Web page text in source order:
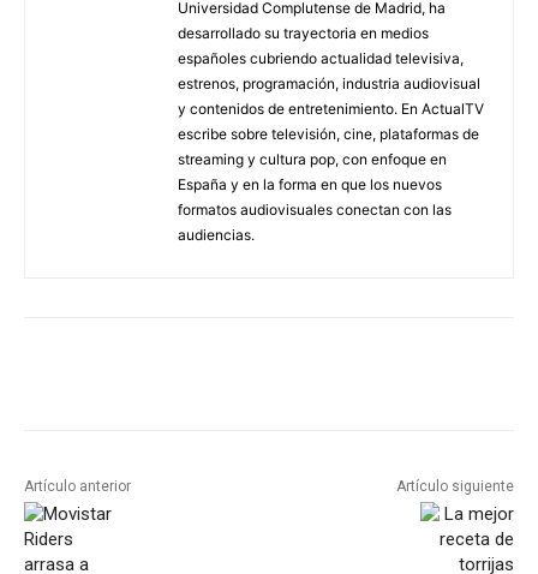
Universidad Complutense de Madrid, ha
desarrollado su trayectoria en medios
españoles cubriendo actualidad televisiva,
estrenos, programación, industria audiovisual
y contenidos de entretenimiento. En ActualTV
escribe sobre televisión, cine, plataformas de
streaming y cultura pop, con enfoque en
España y en la forma en que los nuevos
formatos audiovisuales conectan con las
audiencias.
Artículo anterior Artículo siguiente